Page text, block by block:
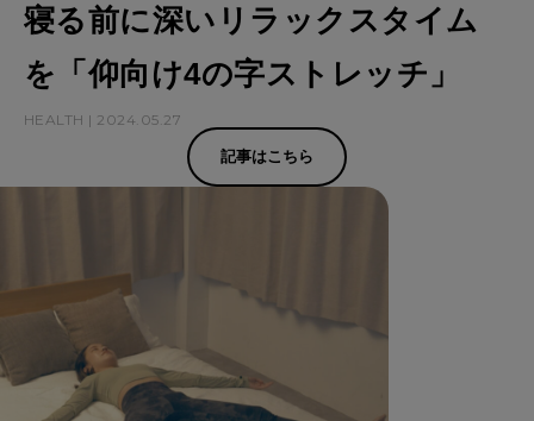
寝る前に深いリラックスタイム
を「仰向け4の字ストレッチ」
HEALTH | 2024.05.27
記事はこちら